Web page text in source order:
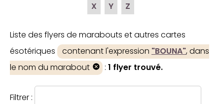
X
Y Z
Liste des flyers de marabouts et autres cartes
ésotériques
contenant l'expression "BOUNA", dans
le nom du marabout
: 1 flyer trouvé.
Filtrer :